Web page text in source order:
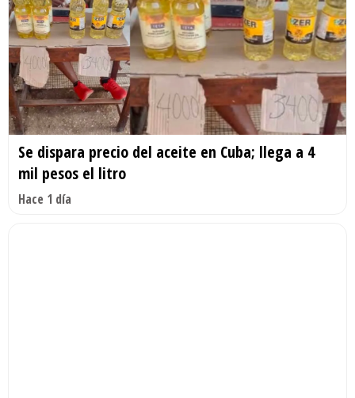
Se dispara precio del aceite en Cuba; llega a 4
mil pesos el litro
Hace 1 día